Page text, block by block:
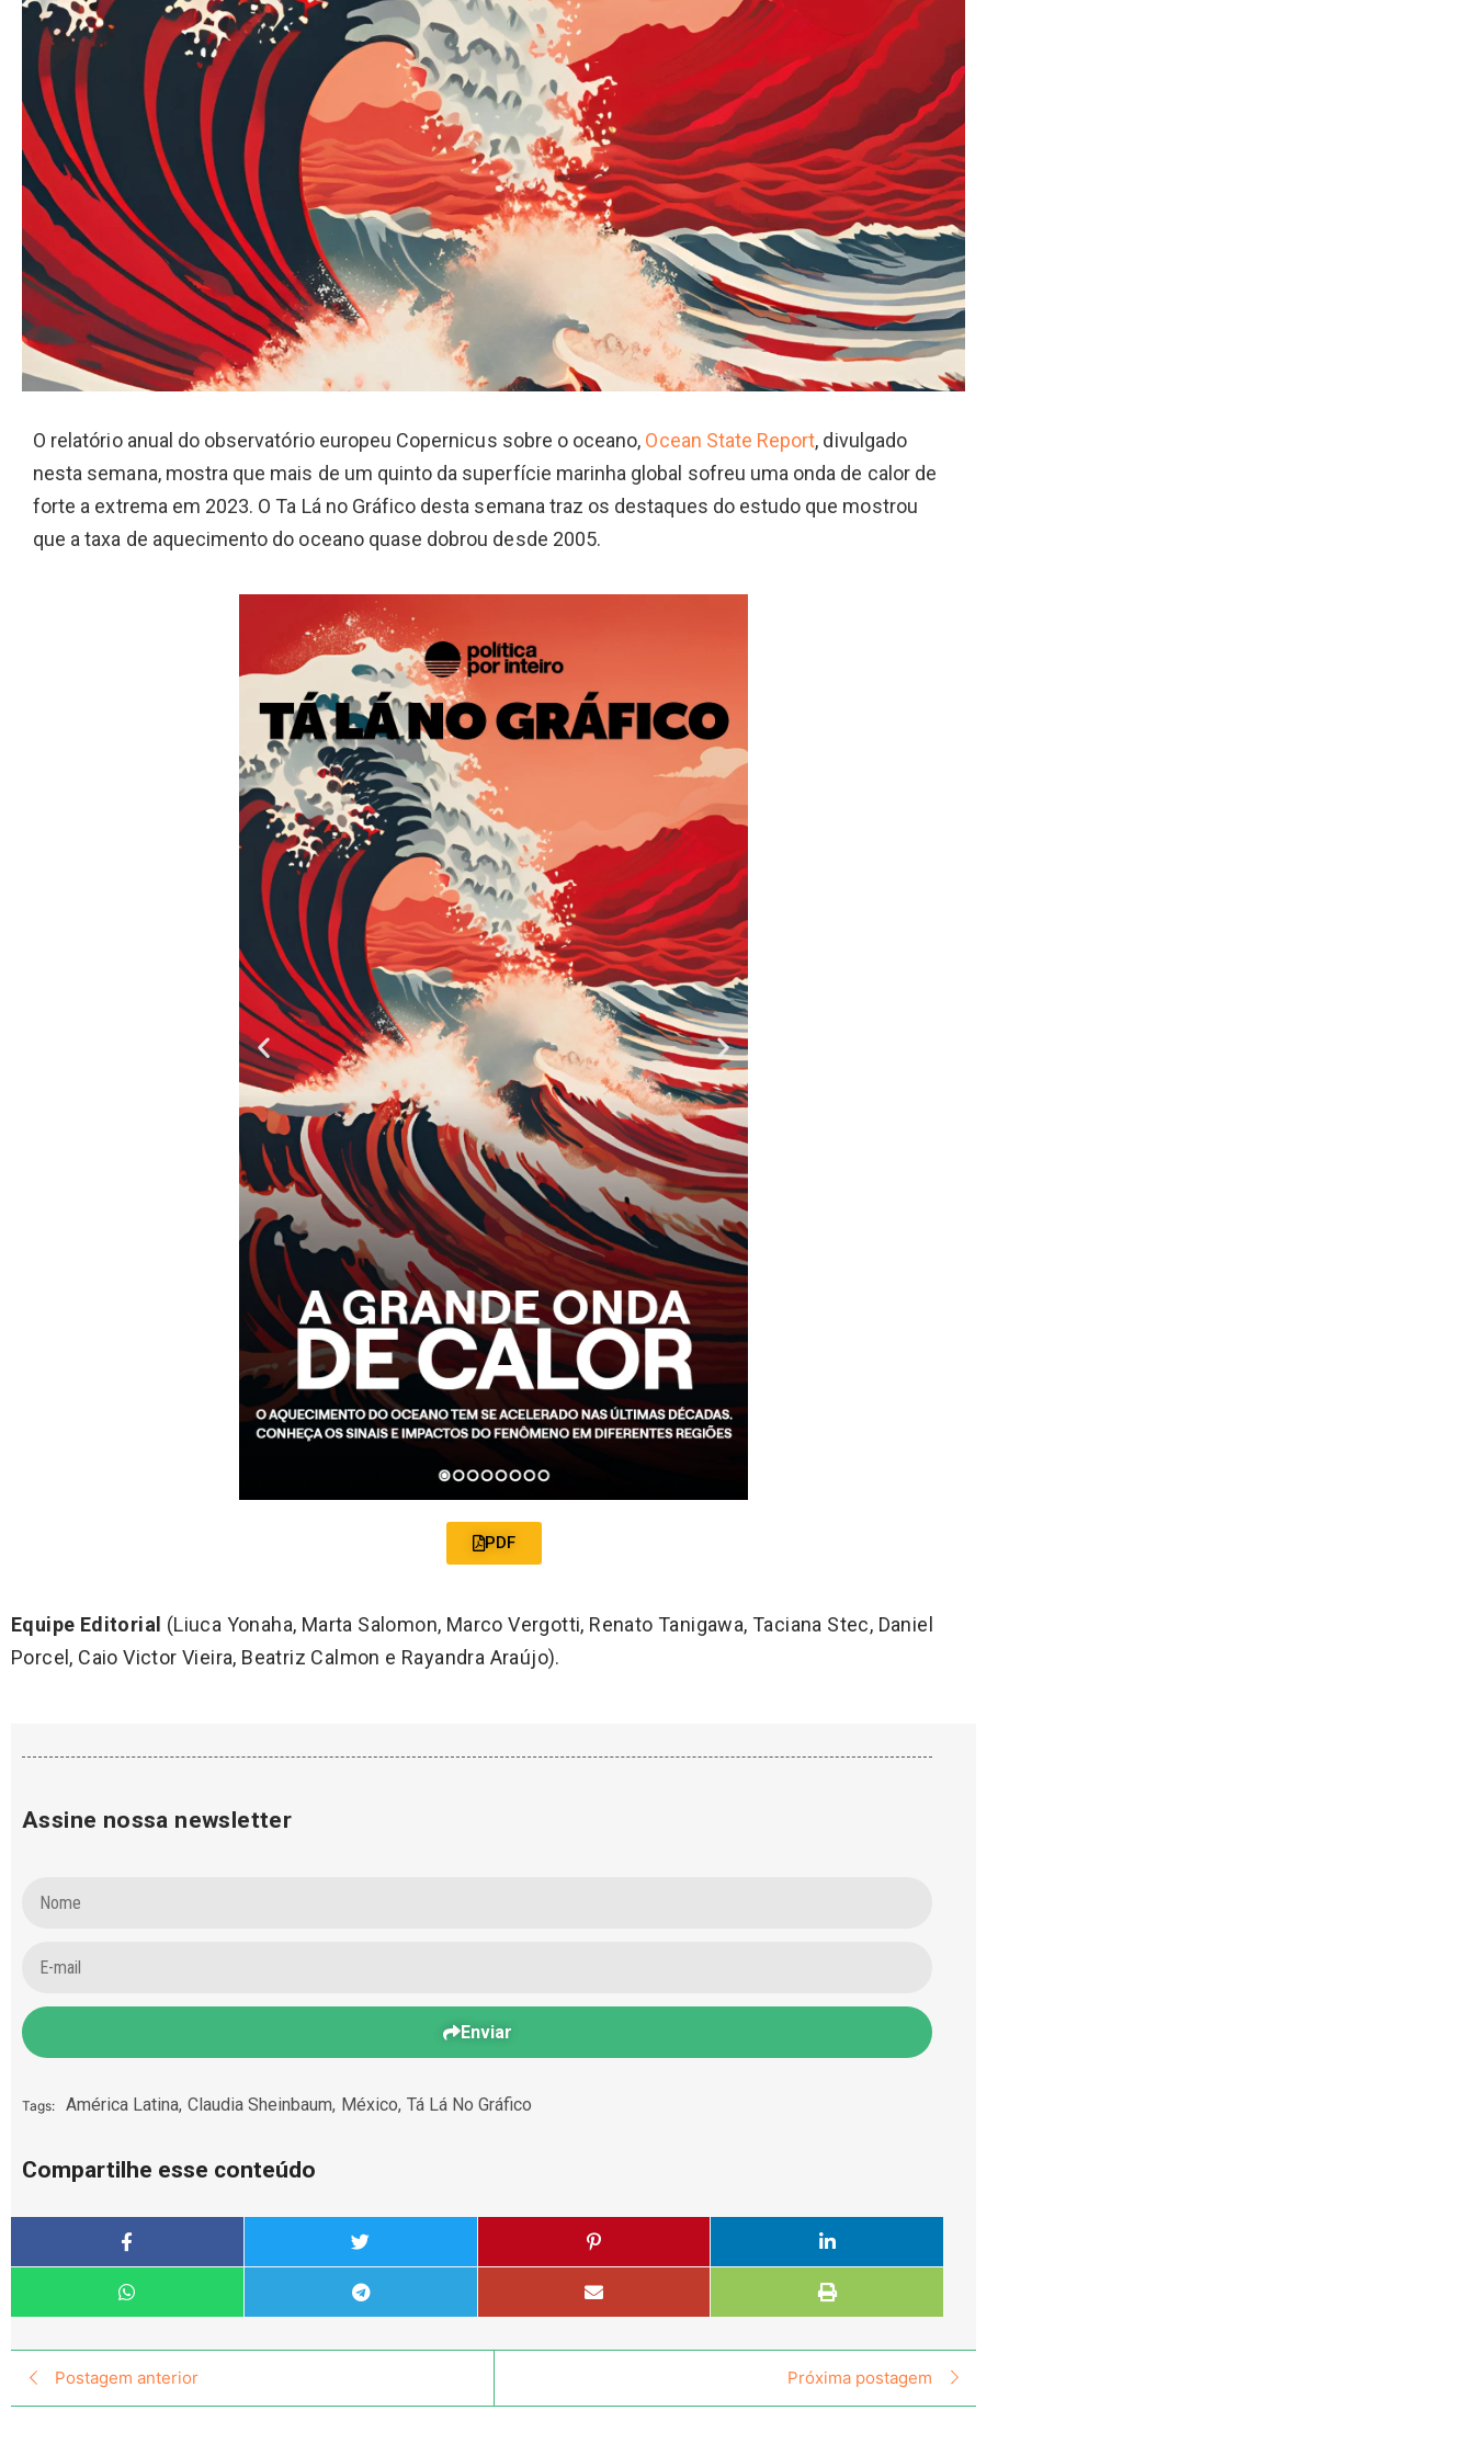
O relatório anual do observatório europeu Copernicus sobre o oceano, Ocean State Report, divulgado
nesta semana, mostra que mais de um quinto da superfície marinha global sofreu uma onda de calor de
forte a extrema em 2023. O Ta Lá no Gráfico desta semana traz os destaques do estudo que mostrou
que a taxa de aquecimento do oceano quase dobrou desde 2005.
PDF
Equipe Editorial (Liuca Yonaha, Marta Salomon, Marco Vergotti, Renato Tanigawa, Taciana Stec, Daniel
Porcel, Caio Victor Vieira, Beatriz Calmon e Rayandra Araújo).
Assine nossa newsletter
Enviar
Tags: América Latina, Claudia Sheinbaum, México, Tá Lá No Gráfico
Compartilhe esse conteúdo
Postagem anterior Próxima postagem